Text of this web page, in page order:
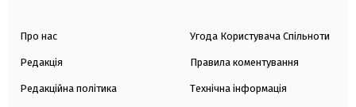
Про нас
Редакція
Редакційна політика
Угода Користувача Спільноти
Правила коментування
Технічна інформація